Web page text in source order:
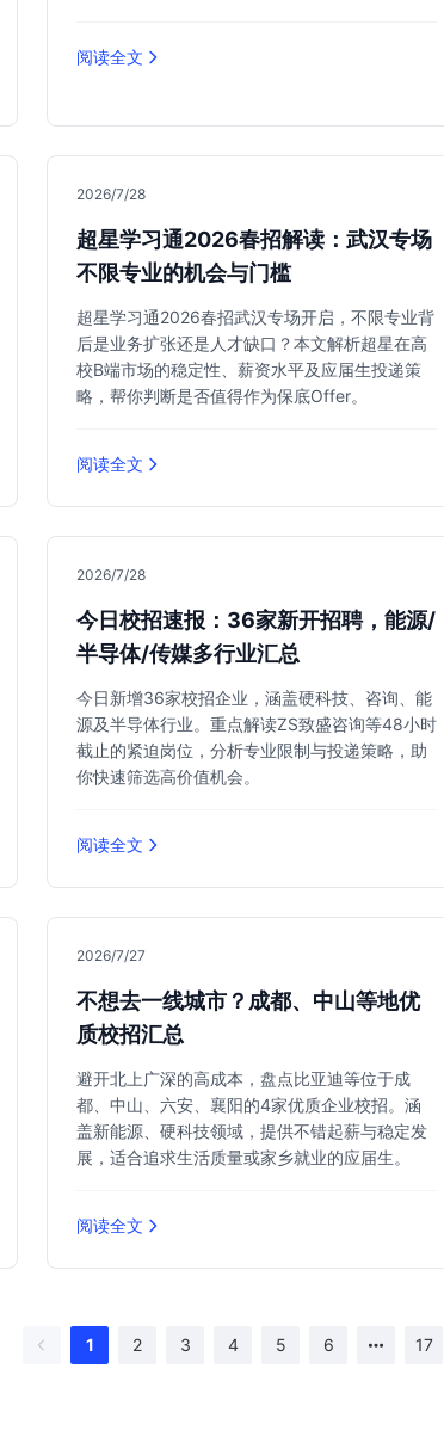
阅读全文
2026/7/28
超星学习通2026春招解读：武汉专场
不限专业的机会与门槛
超星学习通2026春招武汉专场开启，不限专业背
后是业务扩张还是人才缺口？本文解析超星在高
校B端市场的稳定性、薪资水平及应届生投递策
略，帮你判断是否值得作为保底Offer。
阅读全文
2026/7/28
今日校招速报：36家新开招聘，能源/
半导体/传媒多行业汇总
今日新增36家校招企业，涵盖硬科技、咨询、能
源及半导体行业。重点解读ZS致盛咨询等48小时
截止的紧迫岗位，分析专业限制与投递策略，助
你快速筛选高价值机会。
阅读全文
2026/7/27
不想去一线城市？成都、中山等地优
质校招汇总
避开北上广深的高成本，盘点比亚迪等位于成
都、中山、六安、襄阳的4家优质企业校招。涵
盖新能源、硬科技领域，提供不错起薪与稳定发
展，适合追求生活质量或家乡就业的应届生。
阅读全文
1 2 3 4 5 6 17